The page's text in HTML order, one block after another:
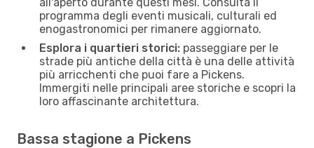
programma degli eventi musicali, culturali ed
enogastronomici per rimanere aggiornato.
Esplora i quartieri storici: passeggiare per le
strade più antiche della città è una delle attività
più arricchenti che puoi fare a Pickens.
Immergiti nelle principali aree storiche e scopri la
loro affascinante architettura.
Bassa stagione a Pickens